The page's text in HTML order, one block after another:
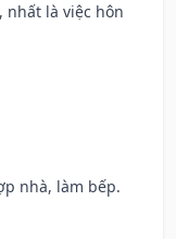
nhất là việc hôn
nhà, làm bếp.